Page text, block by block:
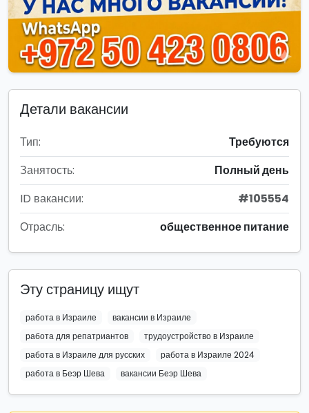
Детали вакансии
Тип:
Требуются
Занятость:
Полный день
ID вакансии:
#105554
Отрасль:
общественное питание
Эту страницу ищут
работа в Израиле
вакансии в Израиле
работа для репатриантов
трудоустройство в Израиле
работа в Израиле для русских
работа в Израиле 2024
работа в Беэр Шева
вакансии Беэр Шева